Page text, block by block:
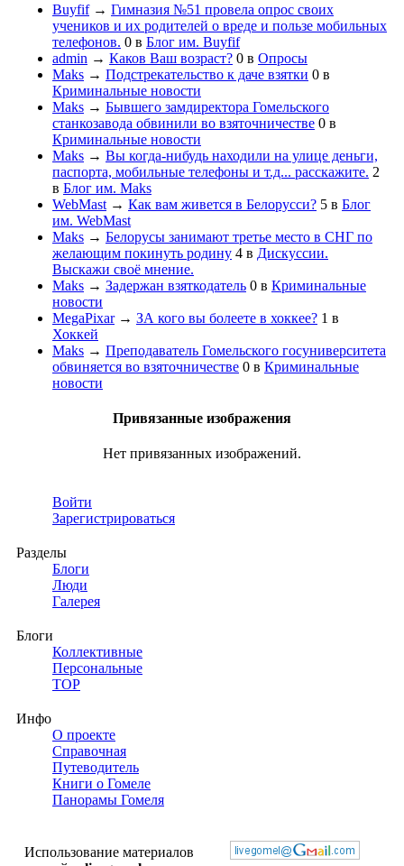
Buyfif→ Гимназия №51 провела опрос своих
учеников и их родителей о вреде и пользе мобильных
телефонов. 0 в Блог им. Buyfif
admin → Каков Ваш возраст? 0 в Опросы
Maks → Подстрекательство к даче взятки 0 в
Криминальные новости
Maks → Бывшего замдиректора Гомельского
станкозавода обвинили во взяточничестве 0 в
Криминальные новости
Maks → Вы когда-нибудь находили на улице деньги,
паспорта, мобильные телефоны и т.д... расскажите. 2
в Блог им. Maks
WebMast → Как вам живется в Белорусси? 5 в Блог
им. WebMast
Maks → Белорусы занимают третье место в СНГ по
желающим покинуть родину 4 в Дискуссии.
Выскажи своё мнение.
Maks → Задержан взяткодатель 0 в Криминальные
новости
MegaPixar→ ЗА кого вы болеете в хоккее? 1 в
Хоккей
Maks → Преподаватель Гомельского госуниверситета
обвиняется во взяточничестве 0 в Криминальные
новости
Привязанные изображения
Нет привязанных изображений.
Войти
Зарегистрироваться
Разделы
Блоги
Люди
Галерея
Блоги
Коллективные
Персональные
TOP
Инфо
О проекте
Справочная
Путеводитель
Книги о Гомеле
Панорамы Гомеля
Использование материалов